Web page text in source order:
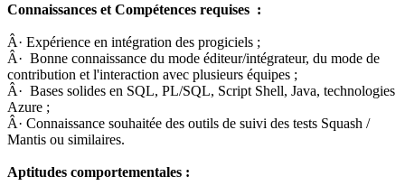
Connaissances et Compétences requises :
Â· Expérience en intégration des progiciels ;
Â· Bonne connaissance du mode éditeur/intégrateur, du mode de
contribution et l'interaction avec plusieurs équipes ;
Â· Bases solides en SQL, PL/SQL, Script Shell, Java, technologies
Azure ;
Â· Connaissance souhaitée des outils de suivi des tests Squash /
Mantis ou similaires.
Aptitudes comportementales :